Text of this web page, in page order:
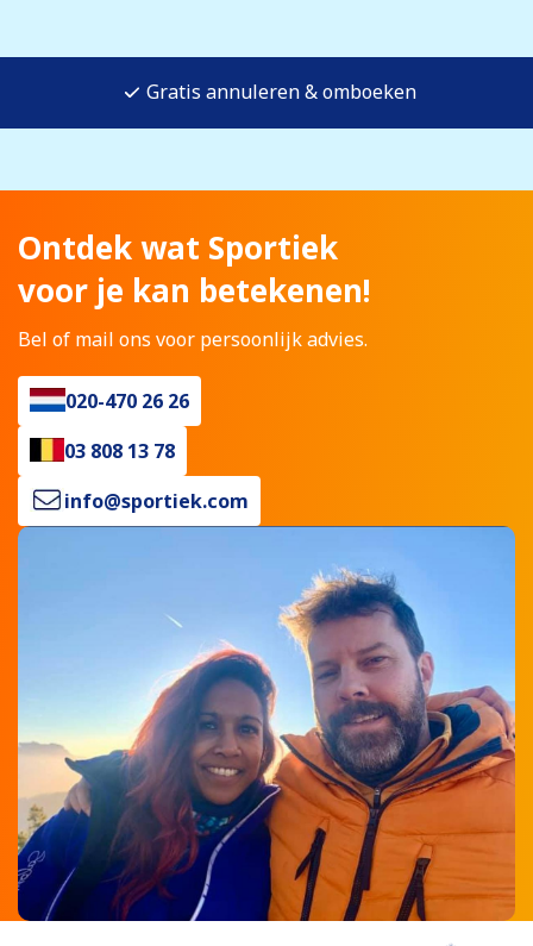
Gratis annuleren & omboeken
Ontdek wat Sportiek
voor je kan betekenen!
Bel of mail ons voor persoonlijk advies.
020-470 26 26
03 808 13 78
info@sportiek.com